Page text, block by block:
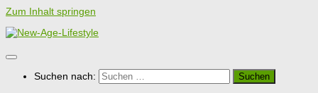
Zum Inhalt springen
Suchen nach: